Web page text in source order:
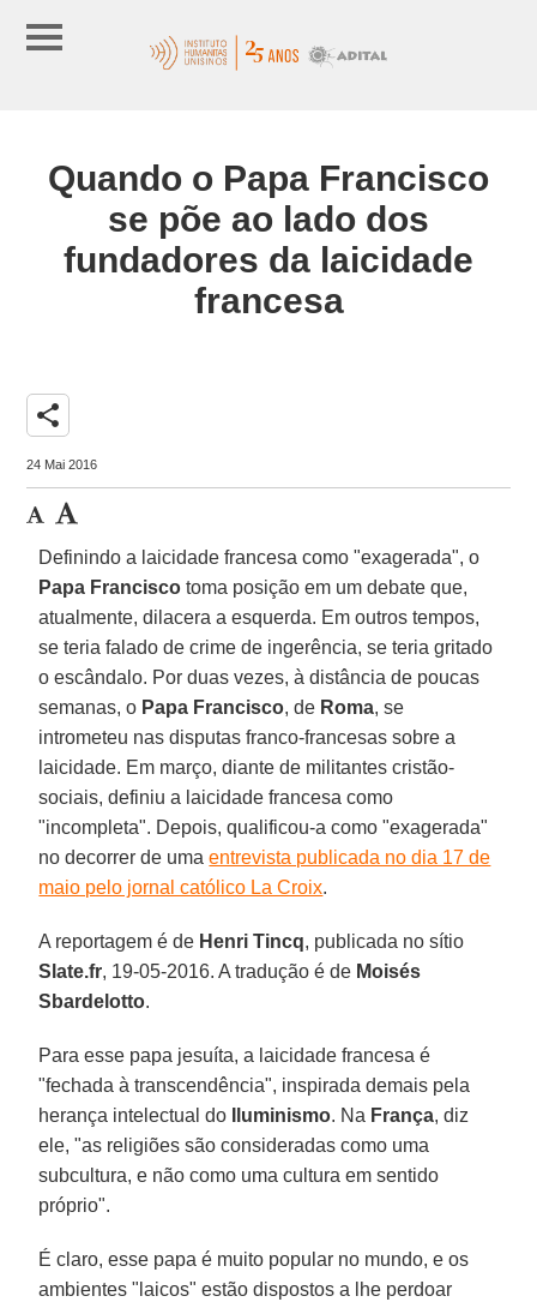
Quando o Papa Francisco
se põe ao lado dos
fundadores da laicidade
francesa
share
24 Mai 2016
Definindo a laicidade francesa como "exagerada", o
Papa Francisco toma posição em um debate que,
atualmente, dilacera a esquerda. Em outros tempos,
se teria falado de crime de ingerência, se teria gritado
o escândalo. Por duas vezes, à distância de poucas
semanas, o Papa Francisco, de Roma, se
intrometeu nas disputas franco-francesas sobre a
laicidade. Em março, diante de militantes cristão-
sociais, definiu a laicidade francesa como
"incompleta". Depois, qualificou-a como "exagerada"
no decorrer de umaentrevista publicada no dia 17 de
maio pelo jornal católico La Croix.
A reportagem é de Henri Tincq, publicada no sítio
Slate.fr, 19-05-2016. A tradução é de Moisés
Sbardelotto.
Para esse papa jesuíta, a laicidade francesa é
"fechada à transcendência", inspirada demais pela
herança intelectual do
Iluminismo. Na França, diz
ele, "as religiões são consideradas como uma
subcultura, e não como uma cultura em sentido
próprio".
É claro, esse papa é muito popular no mundo, e os
ambientes "laicos" estão dispostos a lhe perdoar